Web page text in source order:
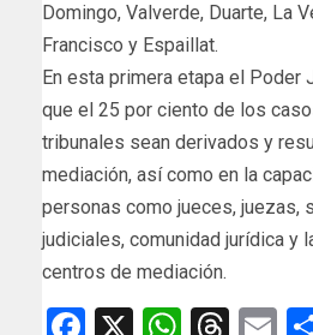
Domingo, Valverde, Duarte, La
Francisco y Espaillat.
En esta primera etapa el Poder
que el 25 por ciento de los
tribunales sean derivados y
mediación, así como en la
personas como jueces, juezas,
judiciales, comunidad jurídica y
centros de mediación.